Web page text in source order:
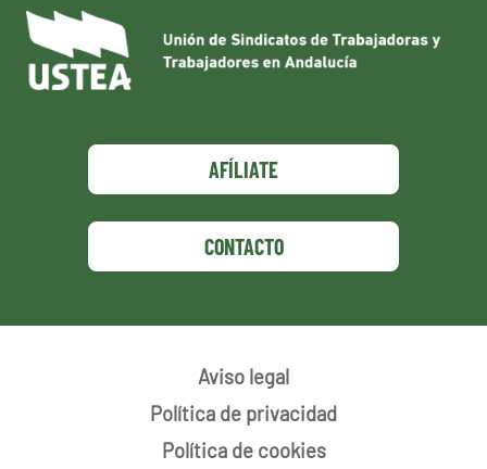
AFÍLIATE
CONTACTO
Aviso legal
Política de privacidad
Política de cookies